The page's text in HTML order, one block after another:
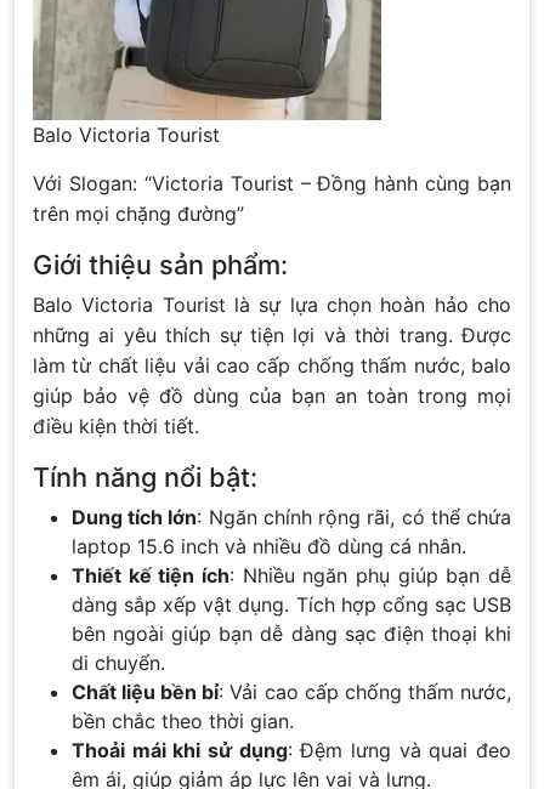
Balo Victoria Tourist
Với Slogan: “Victoria Tourist – Đồng hành cùng bạn
trên mọi chặng đường”
Giới thiệu sản phẩm:
Balo Victoria Tourist là sự lựa chọn hoàn hảo cho
những ai yêu thích sự tiện lợi và thời trang. Được
làm từ chất liệu vải cao cấp chống thấm nước, balo
giúp bảo vệ đồ dùng của bạn an toàn trong mọi
điều kiện thời tiết.
Tính năng nổi bật:
Dung tích lớn: Ngăn chính rộng rãi, có thể chứa
laptop 15.6 inch và nhiều đồ dùng cá nhân.
Thiết kế tiện ích: Nhiều ngăn phụ giúp bạn dễ
dàng sắp xếp vật dụng. Tích hợp cổng sạc USB
bên ngoài giúp bạn dễ dàng sạc điện thoại khi
di chuyển.
Chất liệu bền bỉ: Vải cao cấp chống thấm nước,
bền chắc theo thời gian.
Thoải mái khi sử dụng: Đệm lưng và quai đeo
êm ái, giúp giảm áp lực lên vai và lưng.